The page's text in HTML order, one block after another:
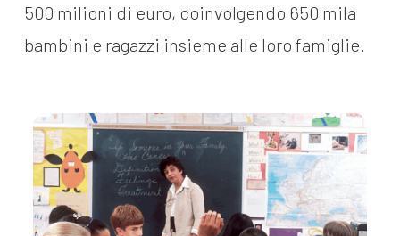
500 milioni di euro, coinvolgendo 650 mila
bambini e ragazzi insieme alle loro famiglie.